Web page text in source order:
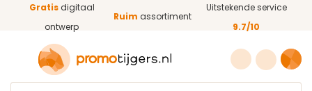
Ga naar de hoofdinhoud
Gratisdigitaal
ontwerp
Ruim assortiment
Uitstekende service
9.7/10